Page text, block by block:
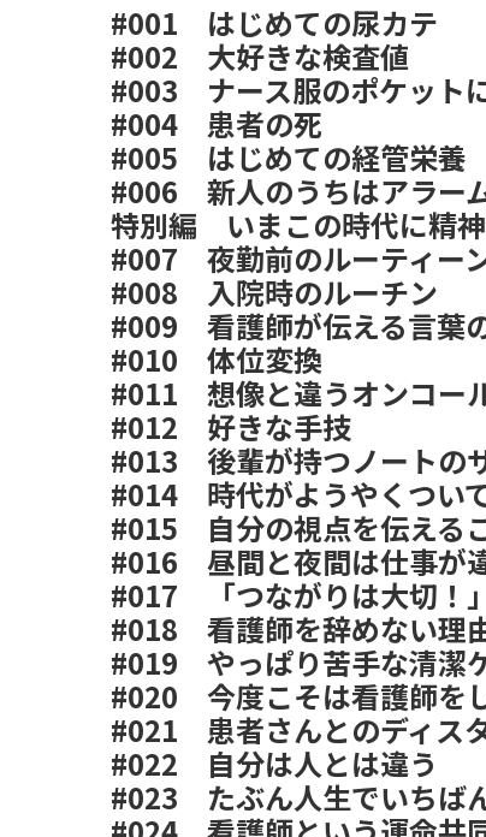
#001 はじめての尿カテ
#002 大好きな検査値
#003 ナース服のポケット
#004 患者の死
#005 はじめての経管栄養
#006 新人のうちはアラー
特別編 いまこの時代に精
#007 夜勤前のルーティー
#008 入院時のルーチン
#009 看護師が伝える言葉
#010 体位変換
#011 想像と違うオンコー
#012 好きな手技
#013 後輩が持つノートの
#014 時代がようやくつい
#015 自分の視点を伝える
#016 昼間と夜間は仕事が
#017
「つながりは大切
#018 看護師を辞めない理
#019 やっぱり苦手な清潔
#020 今度こそは看護師を
#021 患者さんとのディス
#022 自分は人とは違う
#023 たぶん人生でいちば